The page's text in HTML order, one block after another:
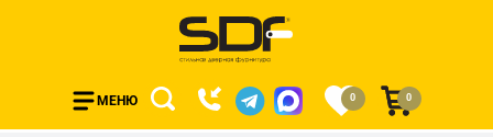
МЕНЮ 0 0